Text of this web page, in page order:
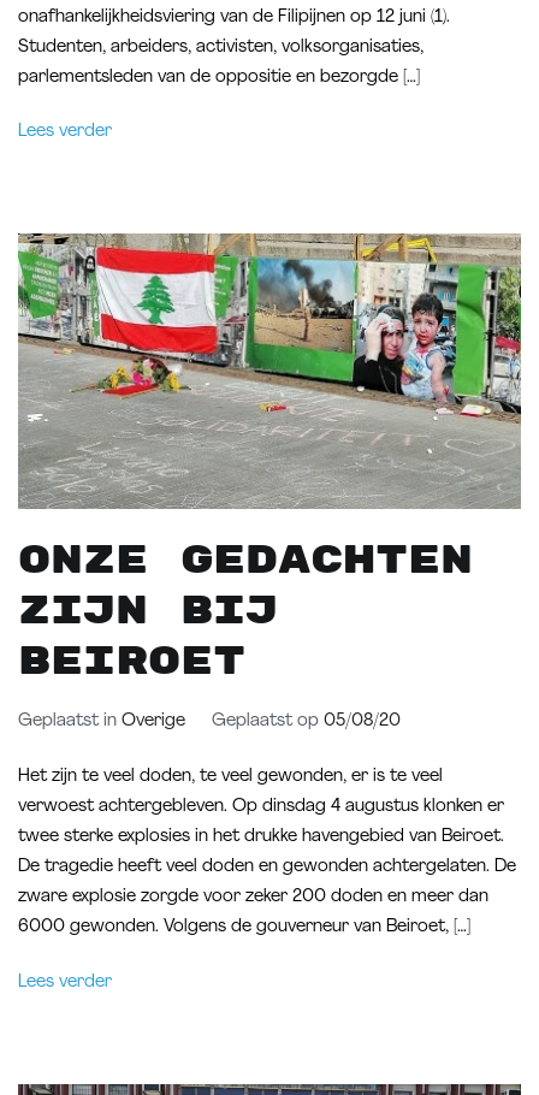
onafhankelijkheidsviering van de Filipijnen op 12 juni (1).
Studenten, arbeiders, activisten, volksorganisaties,
parlementsleden van de oppositie en bezorgde […]
Lees verder
Onze gedachten
zijn bij
Beiroet
Geplaatst in Overige Geplaatst op 05/08/20
Het zijn te veel doden, te veel gewonden, er is te veel
verwoest achtergebleven. Op dinsdag 4 augustus klonken er
twee sterke explosies in het drukke havengebied van Beiroet.
De tragedie heeft veel doden en gewonden achtergelaten. De
zware explosie zorgde voor zeker 200 doden en meer dan
6000 gewonden. Volgens de gouverneur van Beiroet, […]
Lees verder